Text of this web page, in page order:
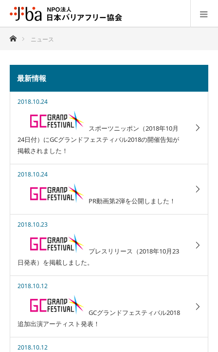
ホーム ニュース
最新情報
2018.10.24
スポーツニッポン（2018年10月
24日付）にGCグランドフェスティバル2018の開催告知が
掲載されました！
2018.10.24
PR動画第2弾を公開しました！
2018.10.23
プレスリリース（2018年10月23
日発表）を掲載しました。
2018.10.12
GCグランドフェスティバル2018
追加出演アーティスト発表！
2018.10.12